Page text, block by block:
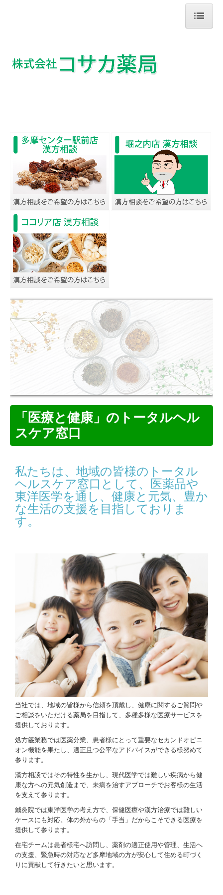
当薬局について
採用について
お問合せ
多摩センター駅前店
北口店
ココリア店
堀之内店
相模原店
コサカ心休マッサージ院
ブログ「原始人のおもしろ絵日記」
求人情報
「医療と健康」のトータルヘル
スケア窓口
私たちは、地域の皆様の トータル
ヘルスケア窓口として、医薬品や
東洋医学を通し、 健康と元気、豊か
な生活の支援を目指しておりま
す。
当社では、地域の皆様から信頼を頂戴し、健康に関するご質問や
ご相談をいただける薬局を目指して、多種多様な医療サービスを
提供しております。
処方箋業務では医薬分業、患者様にとって重要なセカンドオピニ
オン機能を果たし、適正且つ公平なアドバイスができる様努めて
参ります。
漢方相談ではその特性を生かし、現代医学では難しい疾病から健
康な方への元気創造まで、未病を治すアプローチでお客様の生活
を支えて参ります。
鍼灸院では東洋医学の考え方で、保健医療や漢方治療では難しい
ケースにも対応。体の外からの「手当」だからこそできる医療を
提供して参ります。
在宅チームは患者様宅へ訪問し、薬剤の適正使用や管理、生活へ
の支援、緊急時の対応など多摩地域の方が安心して住める町づく
りに貢献して行きたいと思います。